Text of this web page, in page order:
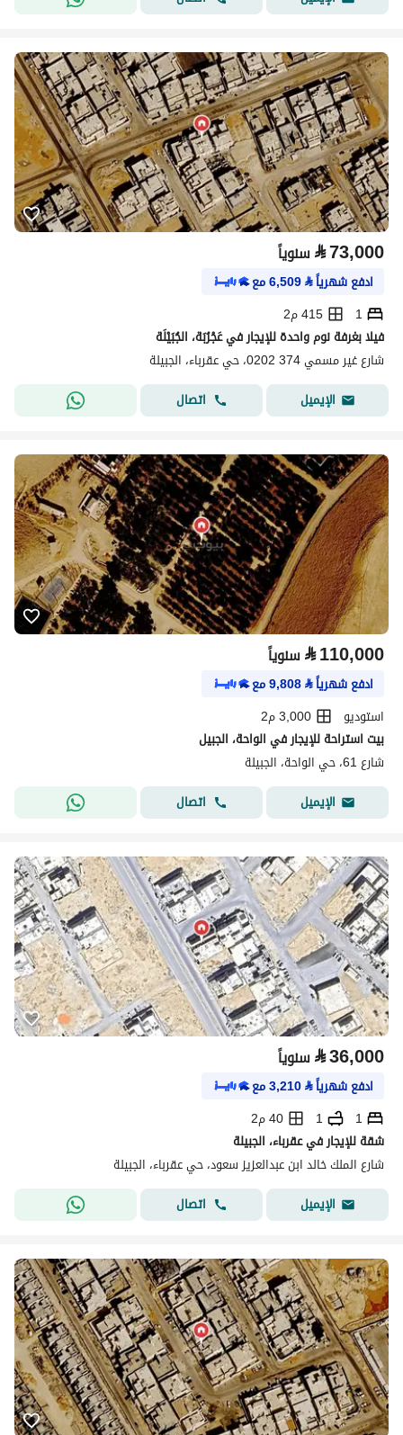
⃁73,000 سنوياً
ادفع شهرياً⃁
6,509مع
1
415 م2
فيلا بغرفة نوم واحدة للإيجار في عَجْرُبَة، الجُبَيْلَة
شارع غير مسمي 374 0202، حي عقرباء، الجبيلة
الإيميل
اتصال
⃁110,000 سنوياً
ادفع شهرياً⃁
9,808مع
استوديو
3,000 م2
بيت استراحة للإيجار في الواحة، الجبيل
شارع 61، حي الواحة، الجبيلة
الإيميل
اتصال
⃁36,000 سنوياً
ادفع شهرياً⃁
3,210مع
1
1
40 م2
شقة للإيجار في عقرباء، الجبيلة
شارع الملك خالد ابن عبدالعزيز سعود، حي عقرباء، الجبيلة
الإيميل
اتصال